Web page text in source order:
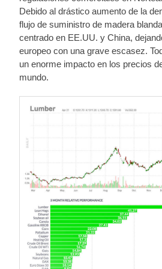
Debido al drástico aumento de la
flujo de suministro de madera
centrado en EE.UU. y China,
europeo con una grave escasez.
un enorme impacto en los precios
mundo.